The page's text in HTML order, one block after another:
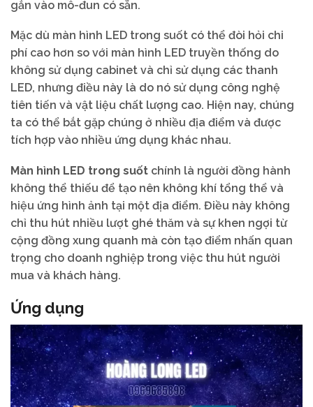
gắn vào mô-đun có sẵn.
Mặc dù màn hình LED trong suốt có thể đòi hỏi chi
phí cao hơn so với màn hình LED truyền thống do
không sử dụng cabinet và chỉ sử dụng các thanh
LED, nhưng điều này là do nó sử dụng công nghệ
tiên tiến và vật liệu chất lượng cao. Hiện nay, chúng
ta có thể bắt gặp chúng ở nhiều địa điểm và được
tích hợp vào nhiều ứng dụng khác nhau.
Màn hình LED trong suốt chính là người đồng hành
không thể thiếu để tạo nên không khí tổng thể và
hiệu ứng hình ảnh tại một địa điểm. Điều này không
chỉ thu hút nhiều lượt ghé thăm và sự khen ngợi từ
cộng đồng xung quanh mà còn tạo điểm nhấn quan
trọng cho doanh nghiệp trong việc thu hút người
mua và khách hàng.
Ứng dụng